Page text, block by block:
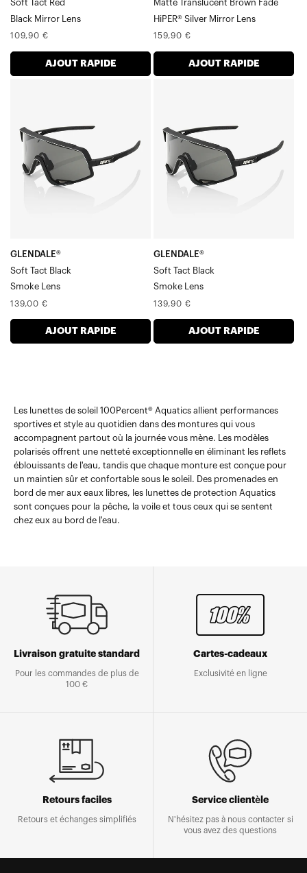
Soft Tact Red
Black Mirror Lens
Prix
109,90 €
AJOUT RAPIDE
Matte Translucent Brown Fade
HiPER® Silver Mirror Lens
Prix
159,90 €
AJOUT RAPIDE
BlackSmoke
Verre
GLENDALE®
Soft Tact Black
Smoke Lens
Prix
139,00 €
AJOUT RAPIDE
BlackSmoke
Verre
GLENDALE®
Soft Tact Black
Smoke Lens
Prix
139,90 €
AJOUT RAPIDE
Les lunettes de soleil 100Percent® Aquatics allient performances
sportives et style au quotidien dans des montures qui vous
accompagnent partout où la journée vous mène. Les modèles
polarisés offrent une netteté exceptionnelle en éliminant les reflets
éblouissants de l'eau, tandis que chaque monture est conçue pour
un maintien sûr et confortable sous le soleil. Des promenades en
bord de mer aux eaux libres, les lunettes de protection Aquatics
sont conçues pour la pêche, la voile et tous ceux qui se sentent
chez eux au bord de l'eau.
Livraison gratuite standard
Pour les commandes de plus de
100 €
Cartes-cadeaux
Exclusivité en ligne
Retours faciles
Retours et échanges simplifiés
Service clientèle
N'hésitez pas à nous contacter si
vous avez des questions